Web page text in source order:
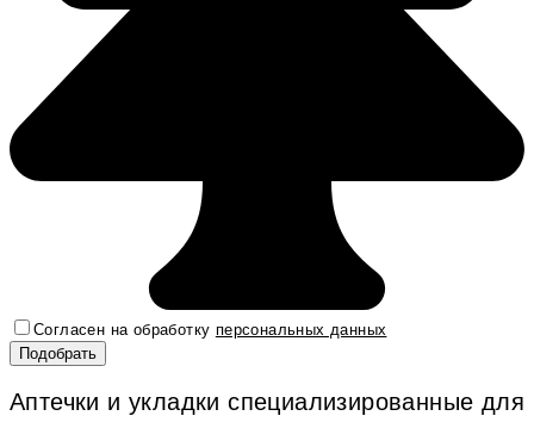
Согласен на обработку персональных данных
Аптечки и укладки специализированные для